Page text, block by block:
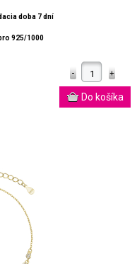
doba 7 dní
925/1000